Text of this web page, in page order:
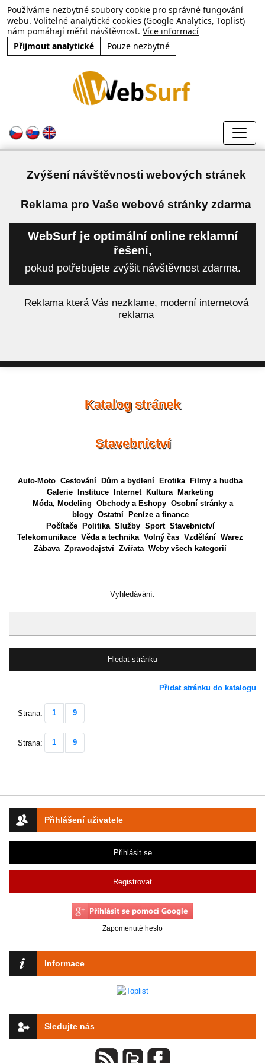
Používáme nezbytné soubory cookie pro správné fungování
webu. Volitelné analytické cookies (Google Analytics, Toplist)
nám pomáhají měřit návštěvnost. Více informací
Přijmout analytické
Pouze nezbytné
Zvýšení návštěvnosti webových stránek
Reklama pro Vaše webové stránky zdarma
WebSurf je optimální online reklamní
řešení,
pokud potřebujete zvýšit návštěvnost zdarma.
Reklama která Vás nezklame, moderní internetová
reklama
Přihlášení uživatele
Přihlásit se
Registrovat
Zapomenuté heslo
Informace
Sledujte nás
Katalog stránek
Stavebnictví
Auto-Moto Cestování Dům a bydlení Erotika
Filmy a hudba
Galerie
Instituce Internet Kultura
Marketing
Móda, Modeling Obchody a Eshopy Osobní stránky a
blogy Ostatní
Peníze a finance
Počítače
Politika Služby Sport Stavebnictví
Telekomunikace Věda a technika Volný čas Vzdělání Warez
Zábava Zpravodajství Zvířata Weby všech kategorií
Vyhledávání:
Přidat stránku do katalogu
Strana: 1 9
Strana: 1 9